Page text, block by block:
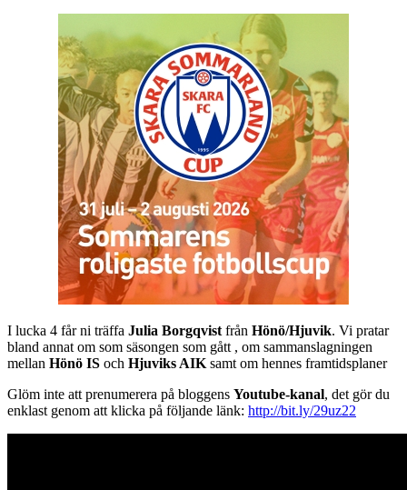
I lucka 4 får ni träffa Julia Borgqvist från Hönö/Hjuvik. Vi pratar
bland annat om som säsongen som gått , om sammanslagningen
mellan Hönö IS och Hjuviks AIK samt om hennes framtidsplaner
Glöm inte att prenumerera på bloggens Youtube-kanal, det gör du
enklast genom att klicka på följande länk: http://bit.ly/29uz22